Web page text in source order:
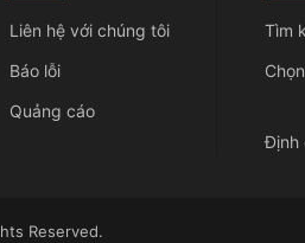
Liên hệ với chúng tôi
Báo lỗi
Quảng cáo
Tìm
Định
Reserved.